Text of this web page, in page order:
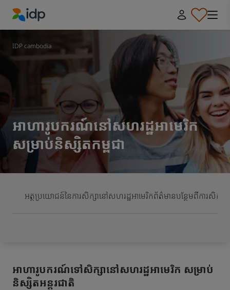
IDP Education
IDP cambodia
អាហារូបករណ៍នៅសហរដ្ឋអាមេរិក
សម្រាប់និស្សិតកម្ពុជា
អត្ថប្រយោជន៍នៃការសិក្សានៅសហរដ្ឋអាមេរិកព័ត៌មានបន្ថែមពីការសិក្ស
អាហារូបករណ៍ទៅសិក្សានៅសហរដ្ឋអាមេរិក សម្រាប់
និស្សិតអន្តរជាតិ